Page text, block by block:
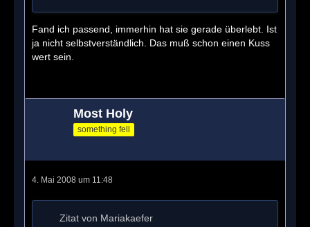
Fand ich passend, immerhin hat sie gerade überlebt. Ist
ja nicht selbstverständlich. Das muß schon einen Kuss
wert sein.
Most Holy
something fell
4. Mai 2008 um 11:48
Zitat von Mariakaefer